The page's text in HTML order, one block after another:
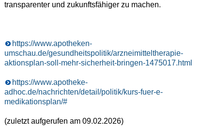
transparenter und zukunftsfähiger zu machen.
https://www.apotheken-
umschau.de/gesundheitspolitik/arzneimitteltherapie-
aktionsplan-soll-mehr-sicherheit-bringen-1475017.html
https://www.apotheke-
adhoc.de/nachrichten/detail/politik/kurs-fuer-e-
medikationsplan/#
(zuletzt aufgerufen am 09.02.2026)